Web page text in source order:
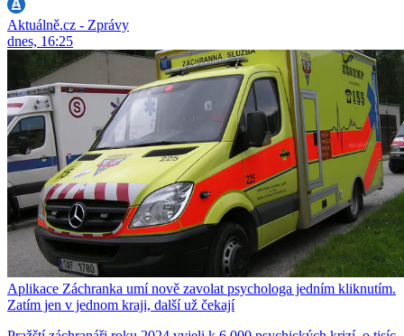
Aktuálně.cz - Zprávy
dnes, 16:25
Aplikace Záchranka umí nově zavolat psychologa jedním kliknutím.
Zatím jen v jednom kraji, další už čekají